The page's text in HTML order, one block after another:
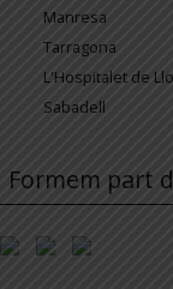
Manresa
Tarragona
L'Hospitalet de
Sabadell
Formem part